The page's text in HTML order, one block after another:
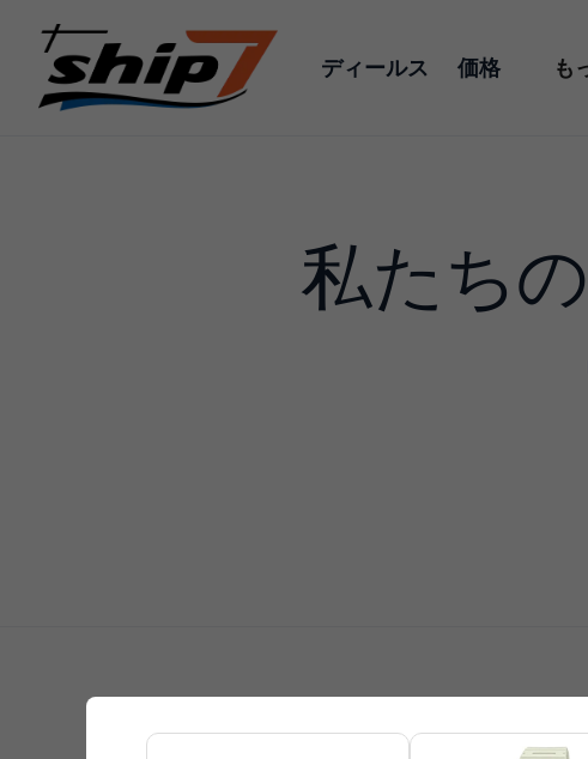
ディールス 価格 も
私たち
リアルなカ